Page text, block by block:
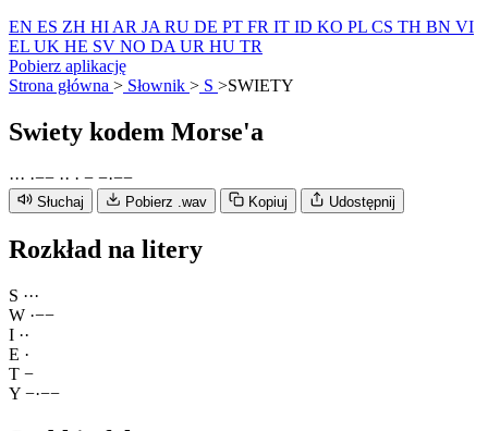
EN ES ZH HI AR JA RU DE PT FR IT ID KO PL CS TH BN VI
EL UK HE SV NO DA UR HU TR
Pobierz aplikację
Strona główna > Słownik > S >SWIETY
Swiety kodem Morse'a
··· ·−− ·· · − −·−−
Słuchaj Pobierz .wav Kopiuj Udostępnij
Rozkład na litery
S ···
W ·−−
I ··
E ·
T −
Y −·−−